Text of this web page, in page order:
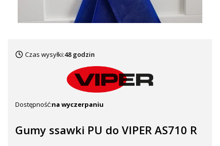
Czas wysyłki:48 godzin
Dostępność:na wyczerpaniu
Gumy ssawki PU do VIPER AS710 R